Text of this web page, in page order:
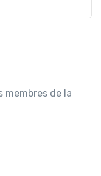
membres de la